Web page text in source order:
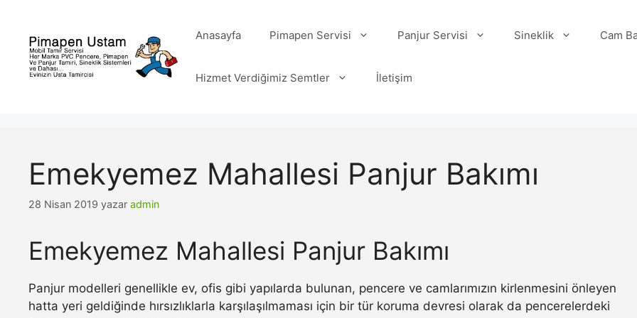
Anasayfa Pimapen Servisi Panjur Servisi Sineklik Cam
Hizmet Verdiğimiz Semtler İletişim
Emekyemez Mahallesi Panjur Bakımı
28 Nisan 2019 yazar admin
Emekyemez Mahallesi Panjur Bakımı
Panjur modelleri genellikle ev, ofis gibi yapılarda bulunan, pencere ve camlarımızın kirlenmesini önleyen
hatta yeri geldiğinde hırsızlıklarla karşılaşılmaması için bir tür koruma devresi olarak da pencerelerdeki